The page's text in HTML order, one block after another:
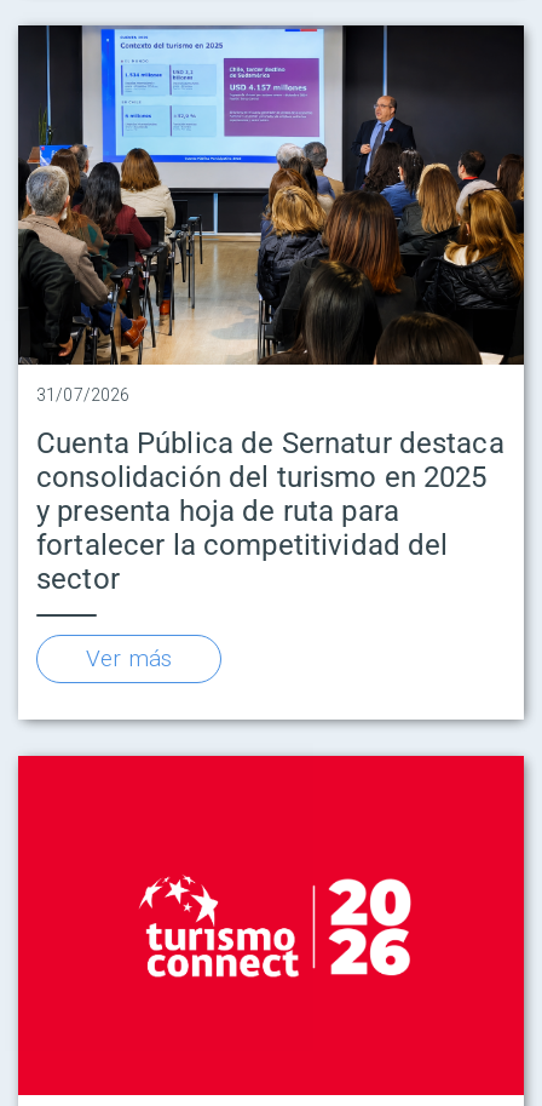
31/07/2026
Cuenta Pública de Sernatur destaca
consolidación del turismo en 2025
y presenta hoja de ruta para
fortalecer la competitividad del
sector
Ver más